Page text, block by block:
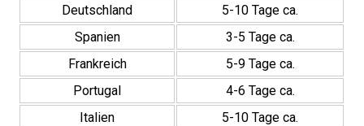
Deutschland
5-10 Tage ca.
Spanien
3-5 Tage ca.
Frankreich
5-9 Tage ca.
Portugal
4-6 Tage ca.
Italien
5-10 Tage ca.